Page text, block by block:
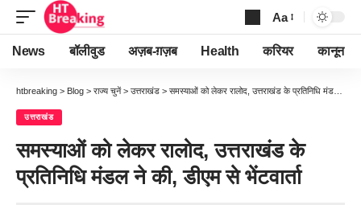
Font
Resizer
Aa
News बॉलीवुड अज़ब-ग़ज़ब Health करियर कानून
htbreaking > Blog > राज्य चुनें > उत्तराखंड > समस्याओं को लेकर रालोद, उत्तराखंड के प्रतिनिधि मंडल ने की, डीएम से भेंटवार्ता
उत्तराखंड
समस्याओं को लेकर रालोद, उत्तराखंड के
प्रतिनिधि मंडल ने की, डीएम से भेंटवार्ता